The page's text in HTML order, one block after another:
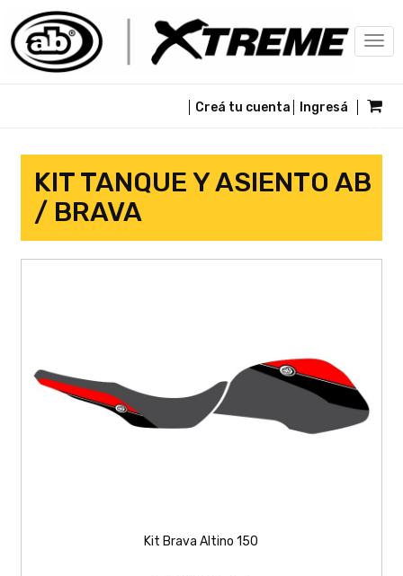
Creá tu cuenta Ingresá
KIT TANQUE Y ASIENTO AB
/ BRAVA
Kit Brava Altino 150